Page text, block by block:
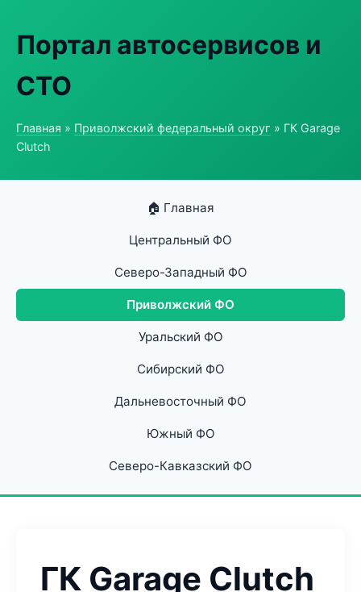
Портал автосервисов и
СТО
Главная » Приволжский федеральный округ » ГК Garage
Clutch
🏠 Главная
Центральный ФО
Северо-Западный ФО
Приволжский ФО
Уральский ФО
Сибирский ФО
Дальневосточный ФО
Южный ФО
Северо-Кавказский ФО
ГК Garage Clutch